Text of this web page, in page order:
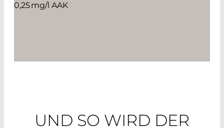
0,25 mg/l AAK
UND SO WIRD DER